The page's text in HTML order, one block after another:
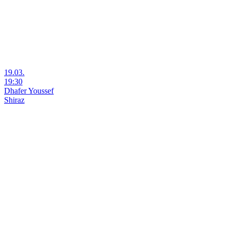
19.03.
19:30
Dhafer Youssef
Shiraz